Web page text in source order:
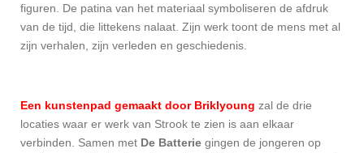
figuren. De patina van het materiaal symboliseren de afdruk
van de tijd, die littekens nalaat. Zijn werk toont de mens met al
zijn verhalen, zijn verleden en geschiedenis.
Een kunstenpad gemaakt door Briklyoung zal de drie
locaties waar er werk van Strook te zien is aan elkaar
verbinden. Samen met De Batterie gingen de jongeren op